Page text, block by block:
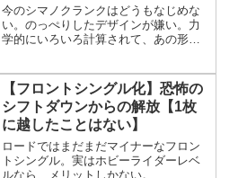
今のシマノクランクはどうもなじめな
い。のっぺりしたデザインが嫌い。力
学的にいろいろ計算されて、あの形に
ノ以外のクランクはどんなものがある
のか。クランクは「自転車の顔」。
【フロントシングル化】恐怖の
シフトダウンからの解放【1枚
に越したことはない】
ロードではまだまだマイナーなフロン
トシングル。実はホビーライダーレベ
ルなら、メリットしかない。